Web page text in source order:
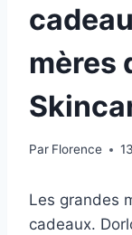
mères
Par Florence
Les grandes
cadeaux.